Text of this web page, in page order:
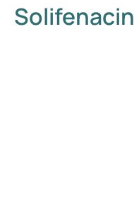
Solifenacin